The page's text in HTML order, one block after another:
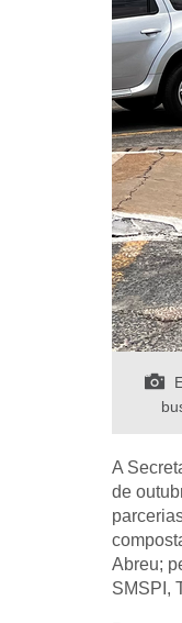
A
de
Abreu;
SMSPI,